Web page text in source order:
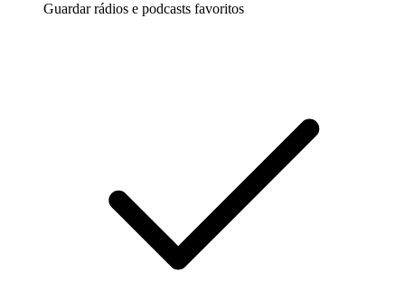
Guardar rádios e podcasts favoritos